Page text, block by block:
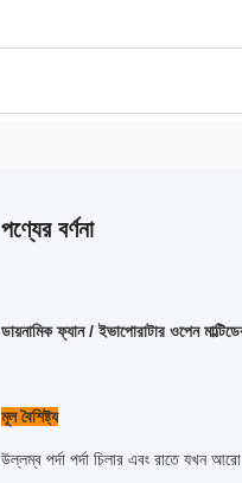
পণ্যের বর্ণনা
ডায়নামিক ফ্যান / ইভাপোরাটার ওপেন
মূল বৈশিষ্ট্য
উল্লম্ব পর্দা পর্দা চিলার এবং রাতে যখন